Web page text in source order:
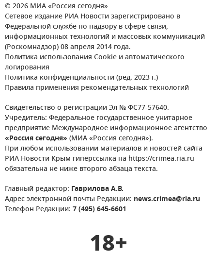
© 2026 МИА «Россия сегодня»
Сетевое издание РИА Новости зарегистрировано в
Федеральной службе по надзору в сфере связи,
информационных технологий и массовых коммуникаций
(Роскомнадзор) 08 апреля 2014 года.
Политика использования Cookie и автоматического
логирования
Политика конфиденциальности (ред. 2023 г.)
Правила применения рекомендательных технологий
Свидетельство о регистрации Эл № ФС77-57640.
Учредитель: Федеральное государственное унитарное
предприятие Международное информационное агентство
«Россия сегодня» (МИА «Россия сегодня»).
При любом использовании материалов и новостей сайта
РИА Новости Крым гиперссылка на https://crimea.ria.ru
обязательна не ниже второго абзаца текста.
Главный редактор: Гаврилова А.В.
Адрес электронной почты Редакции: news.crimea@ria.ru
Телефон Редакции: 7 (495) 645-6601
18+